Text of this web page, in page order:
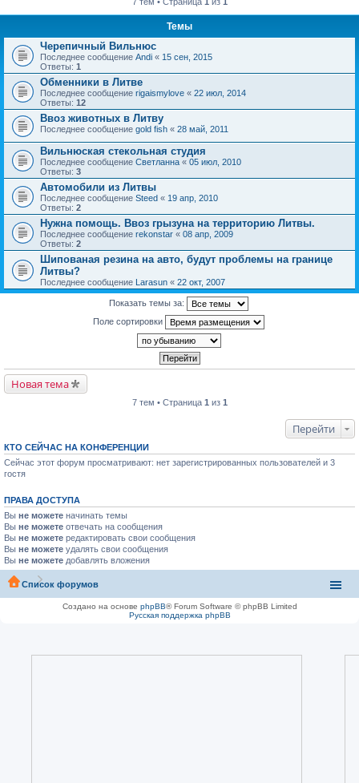
Темы
Черепичный Вильнюс
Последнее сообщение Andi « 15 сен, 2015
Ответы: 1
Обменники в Литве
Последнее сообщение rigaismylove « 22 июл, 2014
Ответы: 12
Ввоз животных в Литву
Последнее сообщение gold fish « 28 май, 2011
Вильнюская стекольная студия
Последнее сообщение Светланна « 05 июл, 2010
Ответы: 3
Автомобили из Литвы
Последнее сообщение Steed « 19 апр, 2010
Ответы: 2
Нужна помощь. Ввоз грызуна на территорию Литвы.
Последнее сообщение rekonstar « 08 апр, 2009
Ответы: 2
Шипованая резина на авто, будут проблемы на границе
Литвы?
Последнее сообщение Larasun « 22 окт, 2007
Показать темы за:
Поле сортировки
Новая тема
7 тем • Страница 1 из 1
Перейти
КТО СЕЙЧАС НА КОНФЕРЕНЦИИ
Сейчас этот форум просматривают: нет зарегистрированных пользователей и 3
гостя
ПРАВА ДОСТУПА
Вы не можете начинать темы
Вы не можете отвечать на сообщения
Вы не можете редактировать свои сообщения
Вы не можете удалять свои сообщения
Вы не можете добавлять вложения
Список форумов
Создано на основе phpBB® Forum Software © phpBB Limited
Русская поддержка phpBB